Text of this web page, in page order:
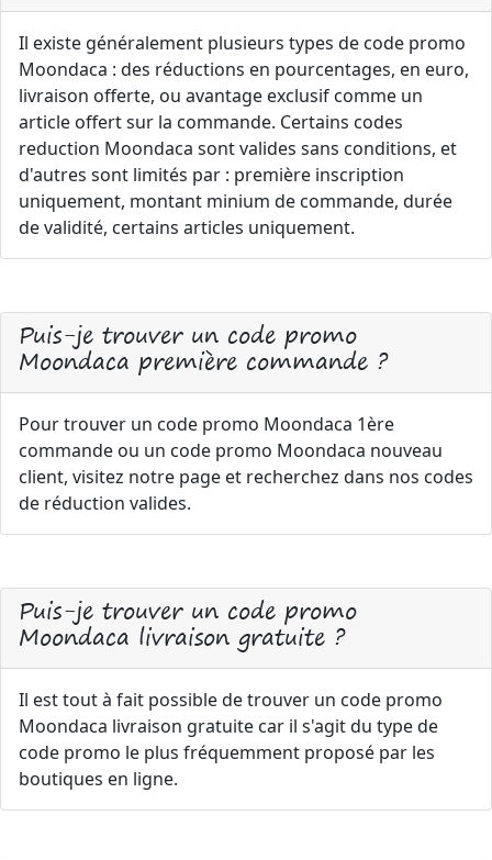
Il existe généralement plusieurs types de code promo
Moondaca : des réductions en pourcentages, en euro,
livraison offerte, ou avantage exclusif comme un
article offert sur la commande. Certains codes
reduction Moondaca sont valides sans conditions, et
d'autres sont limités par : première inscription
uniquement, montant minium de commande, durée
de validité, certains articles uniquement.
Puis-je trouver un code promo
Moondaca première commande ?
Pour trouver un code promo Moondaca 1ère
commande ou un code promo Moondaca nouveau
client, visitez notre page et recherchez dans nos codes
de réduction valides.
Puis-je trouver un code promo
Moondaca livraison gratuite ?
Il est tout à fait possible de trouver un code promo
Moondaca livraison gratuite car il s'agit du type de
code promo le plus fréquemment proposé par les
boutiques en ligne.